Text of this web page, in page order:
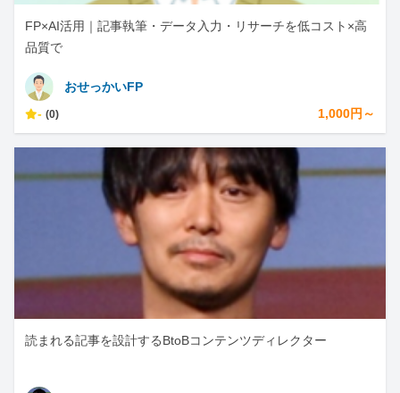
FP×AI活用｜記事執筆・データ入力・リサーチを低コスト×高
品質で
おせっかいFP
- (0) 1,000円～
読まれる記事を設計するBtoBコンテンツディレクター